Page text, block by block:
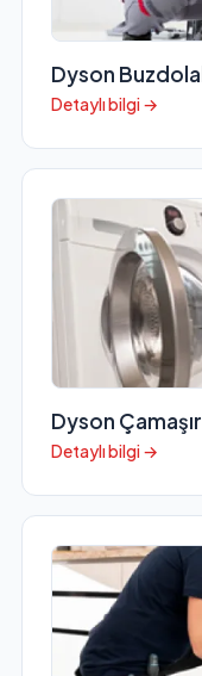
Dyson
Detaylı bilgi →
Dyson
Detaylı bilgi →